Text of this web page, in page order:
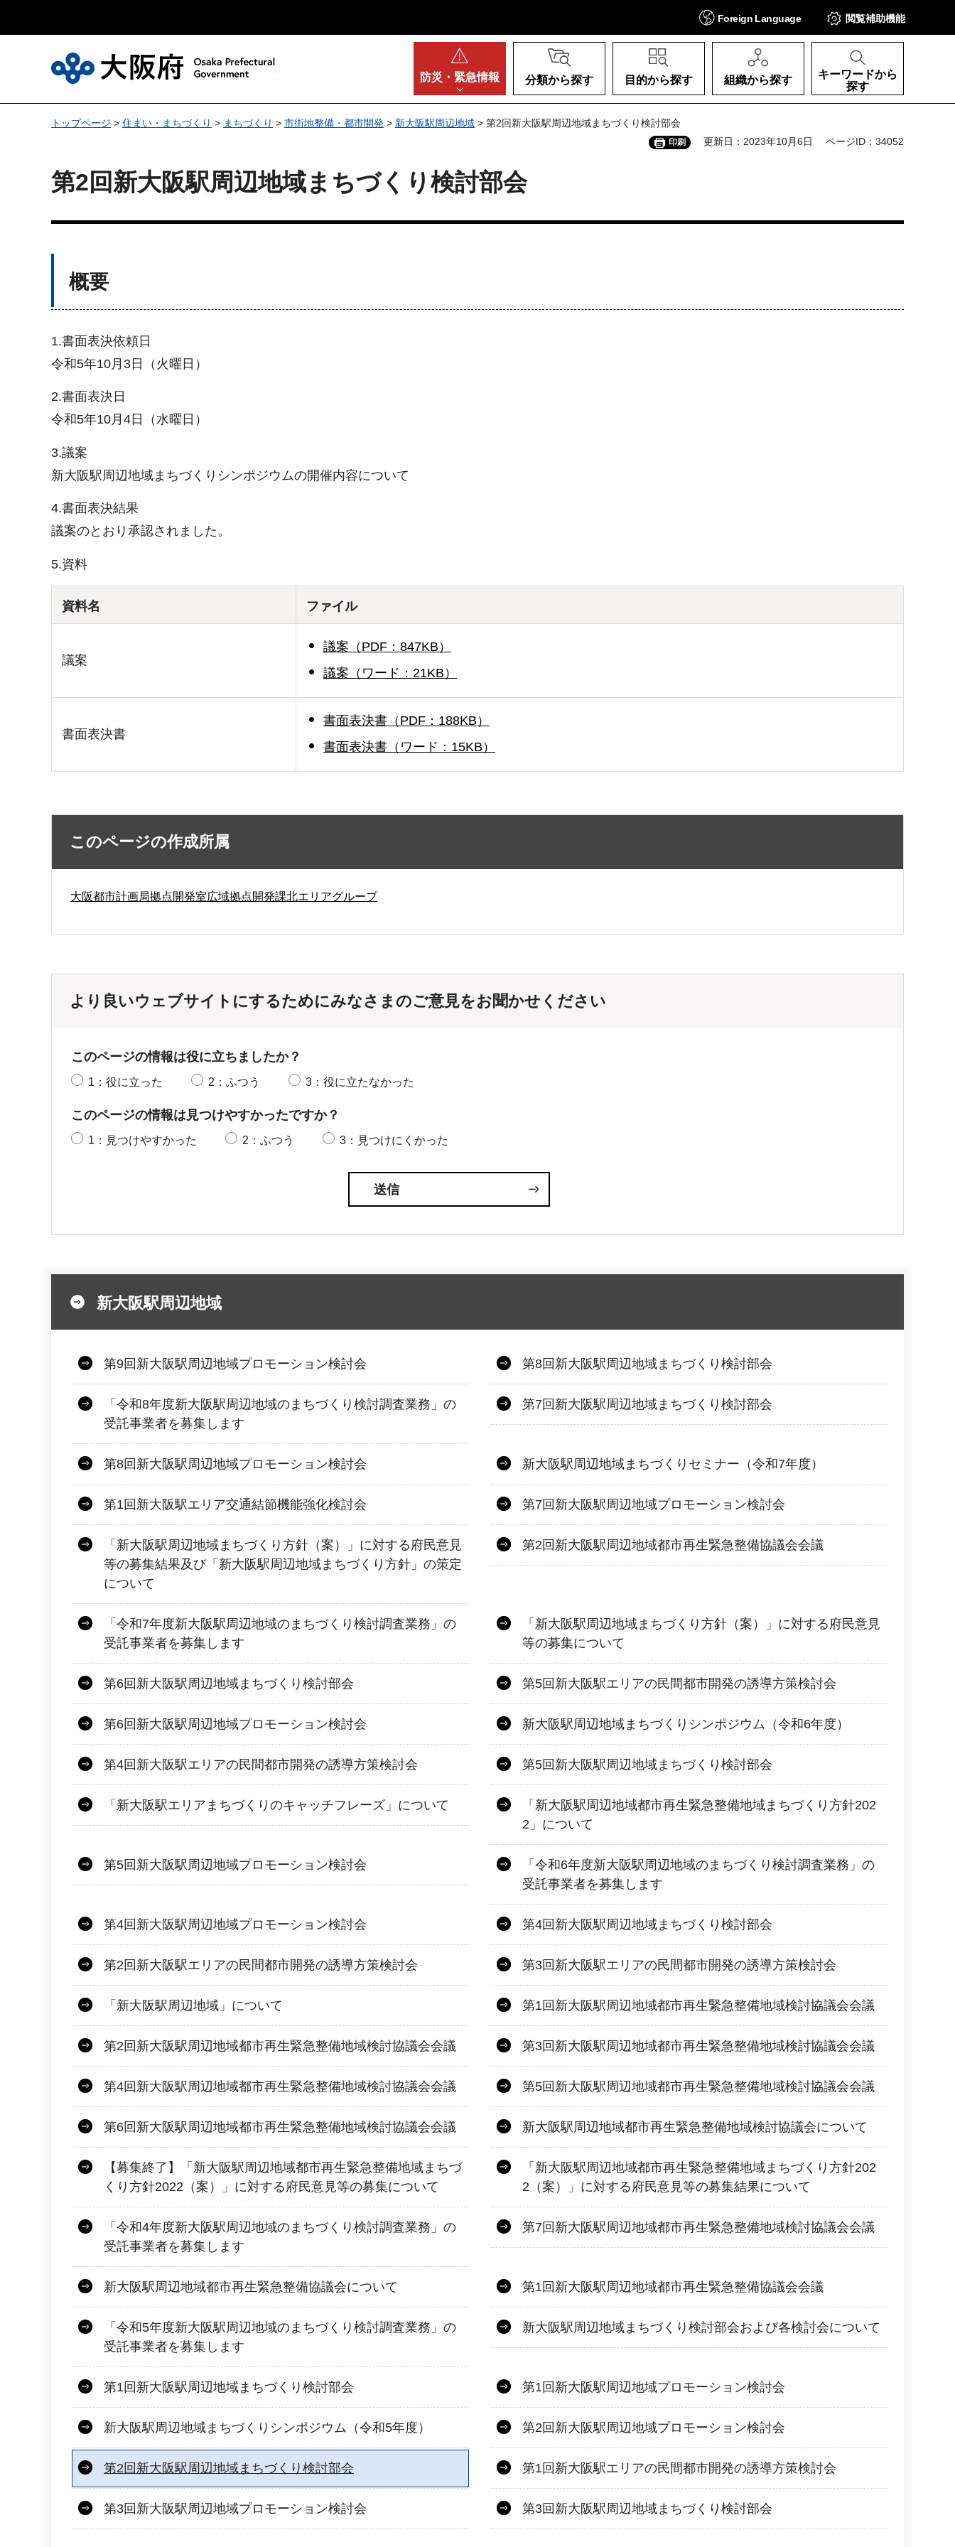
Foreign Language 閲覧補助機能
防災・ 緊急情報 分類から探す 目的から探す 組織から探す
キーワードから
探す
トップページ > 住まい・まちづくり > まちづくり > 市街地整備・都市開発 > 新大阪駅周辺地域 > 第2回新大阪駅周辺地域まちづくり検討部会
印刷 更新日：2023年10月6日 ページID：34052
第2回新大阪駅周辺地域まちづくり検討部会
概要
1.書面表決依頼日
令和5年10月3日（火曜日）
2.書面表決日
令和5年10月4日（水曜日）
3.議案
新大阪駅周辺地域まちづくりシンポジウムの開催内容について
4.書面表決結果
議案のとおり承認されました。
5.資料
資料名 ファイル
議案
議案（PDF：847KB）
議案（ワード：21KB）
書面表決書
書面表決書（PDF：188KB）
書面表決書（ワード：15KB）
このページの作成所属
大阪都市計画局拠点開発室広域拠点開発課北エリアグループ
より良いウェブサイトにするためにみなさまのご意見をお聞かせください
このページの情報は役に立ちましたか？
1：役に立った 2：ふつう 3：役に立たなかった
このページの情報は見つけやすかったですか？
1：見つけやすかった 2：ふつう 3：見つけにくかった
新大阪駅周辺地域
第9回新大阪駅周辺地域プロモーション検討会 第8回新大阪駅周辺地域まちづくり検討部会
「令和8年度新大阪駅周辺地域のまちづくり検討調査業務」の
受託事業者を募集します
第7回新大阪駅周辺地域まちづくり検討部会
第8回新大阪駅周辺地域プロモーション検討会 新大阪駅周辺地域まちづくりセミナー（令和7年度）
第1回新大阪駅エリア交通結節機能強化検討会 第7回新大阪駅周辺地域プロモーション検討会
「新大阪駅周辺地域まちづくり方針（案）」に対する府民意見
等の募集結果及び「新大阪駅周辺地域まちづくり方針」の策定
について
第2回新大阪駅周辺地域都市再生緊急整備協議会会議
「令和7年度新大阪駅周辺地域のまちづくり検討調査業務」の
受託事業者を募集します
「新大阪駅周辺地域まちづくり方針（案）」に対する府民意見
等の募集について
第6回新大阪駅周辺地域まちづくり検討部会 第5回新大阪駅エリアの民間都市開発の誘導方策検討会
第6回新大阪駅周辺地域プロモーション検討会 新大阪駅周辺地域まちづくりシンポジウム（令和6年度）
第4回新大阪駅エリアの民間都市開発の誘導方策検討会 第5回新大阪駅周辺地域まちづくり検討部会
「新大阪駅エリアまちづくりのキャッチフレーズ」について
「新大阪駅周辺地域都市再生緊急整備地域まちづくり方針202
2」について
第5回新大阪駅周辺地域プロモーション検討会
「令和6年度新大阪駅周辺地域のまちづくり検討調査業務」の
受託事業者を募集します
第4回新大阪駅周辺地域プロモーション検討会 第4回新大阪駅周辺地域まちづくり検討部会
第2回新大阪駅エリアの民間都市開発の誘導方策検討会 第3回新大阪駅エリアの民間都市開発の誘導方策検討会
「新大阪駅周辺地域」について 第1回新大阪駅周辺地域都市再生緊急整備地域検討協議会会議
第2回新大阪駅周辺地域都市再生緊急整備地域検討協議会会議 第3回新大阪駅周辺地域都市再生緊急整備地域検討協議会会議
第4回新大阪駅周辺地域都市再生緊急整備地域検討協議会会議 第5回新大阪駅周辺地域都市再生緊急整備地域検討協議会会議
第6回新大阪駅周辺地域都市再生緊急整備地域検討協議会会議 新大阪駅周辺地域都市再生緊急整備地域検討協議会について
【募集終了】「新大阪駅周辺地域都市再生緊急整備地域まちづ
くり方針2022（案）」に対する府民意見等の募集について
「新大阪駅周辺地域都市再生緊急整備地域まちづくり方針202
2（案）」に対する府民意見等の募集結果について
「令和4年度新大阪駅周辺地域のまちづくり検討調査業務」の
受託事業者を募集します
第7回新大阪駅周辺地域都市再生緊急整備地域検討協議会会議
新大阪駅周辺地域都市再生緊急整備協議会について 第1回新大阪駅周辺地域都市再生緊急整備協議会会議
「令和5年度新大阪駅周辺地域のまちづくり検討調査業務」の
受託事業者を募集します
新大阪駅周辺地域まちづくり検討部会および各検討会について
第1回新大阪駅周辺地域まちづくり検討部会 第1回新大阪駅周辺地域プロモーション検討会
新大阪駅周辺地域まちづくりシンポジウム（令和5年度） 第2回新大阪駅周辺地域プロモーション検討会
第2回新大阪駅周辺地域まちづくり検討部会 第1回新大阪駅エリアの民間都市開発の誘導方策検討会
第3回新大阪駅周辺地域プロモーション検討会 第3回新大阪駅周辺地域まちづくり検討部会